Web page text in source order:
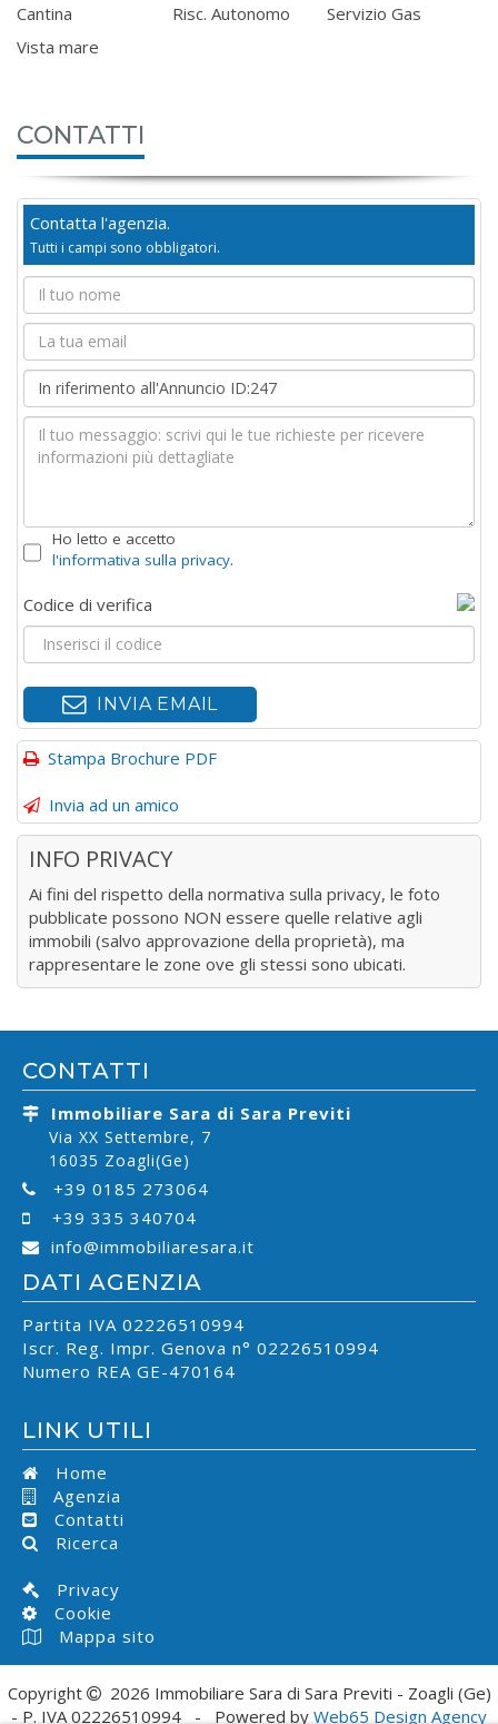
Cantina Risc. Autonomo
Servizio Gas
Vista mare
CONTATTI
Contatta l'agenzia.
Tutti i campi sono obbligatori.
Ho letto e accetto
l'informativa sulla privacy.
Codice di verifica
INVIA EMAIL
Stampa Brochure PDF
Invia ad un amico
INFO PRIVACY
Ai fini del rispetto della normativa sulla privacy, le foto
pubblicate possono NON essere quelle relative agli
immobili (salvo approvazione della proprietà), ma
rappresentare le zone ove gli stessi sono ubicati.
CONTATTI
Immobiliare Sara di Sara Previti
Via XX Settembre, 7
16035 Zoagli(Ge)
+39 0185 273064
+39 335 340704
info@immobiliaresara.it
DATI AGENZIA
Partita IVA 02226510994
Iscr. Reg. Impr. Genova n° 02226510994
Numero REA GE-470164
LINK UTILI
Home
Agenzia
Contatti
Ricerca
Privacy
Cookie
Mappa sito
Copyright
2026 Immobiliare Sara di Sara Previti - Zoagli (Ge)
- P. IVA 02226510994 - Powered by Web65 Design Agency